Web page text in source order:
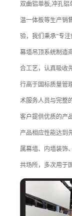
双曲铝单板,冲孔
温一体板等生产销
验，我们秉承“专
幕墙吊顶系统制造
合工艺，认真吸收
行高于国标质量管
术服务人员与完整
客户提供优质的产
产品相应性能达到
属幕墙、内墙装饰
共场所，多次用于